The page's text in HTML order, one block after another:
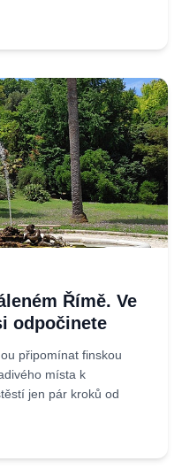
Římě. Ve
odpočinete
připomínat finskou
místa k
jen pár kroků od